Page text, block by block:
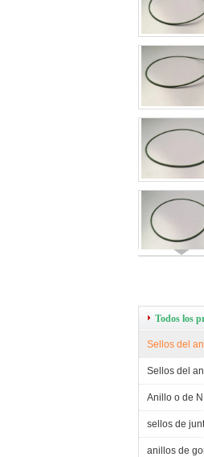
Todos los
Sellos del
Sellos del
Anillo o de
sellos de
anillos de